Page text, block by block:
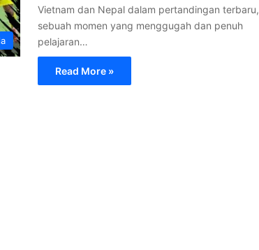
Vietnam dan Nepal dalam pertandingan terbaru,
sebuah momen yang menggugah dan penuh
pelajaran…
Read More »